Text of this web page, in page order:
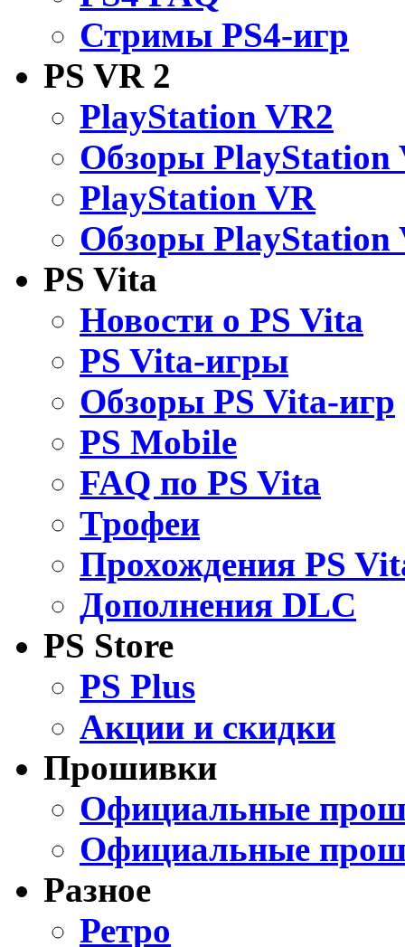
Стримы PS4-игр
PS VR 2
PlayStation VR2
Обзоры PlayStation
PlayStation VR
Обзоры PlayStation
PS Vita
Новости о PS Vita
PS Vita-игры
Обзоры PS Vita-игр
PS Mobile
FAQ по PS Vita
Трофеи
Прохождения PS
Дополнения DLC
PS Store
PS Plus
Акции и скидки
Прошивки
Официальные
Официальные
Разное
Ретро